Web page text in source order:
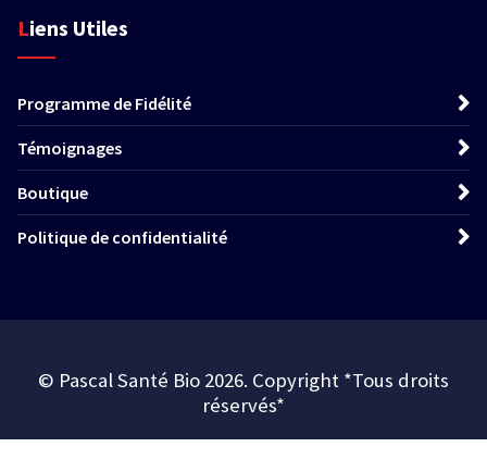
Liens Utiles
Programme de Fidélité
Témoignages
Boutique
Politique de confidentialité
© Pascal Santé Bio 2026. Copyright *Tous droits
réservés*